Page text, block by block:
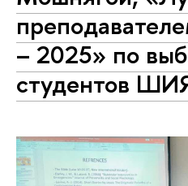
– 2025» по
студентов